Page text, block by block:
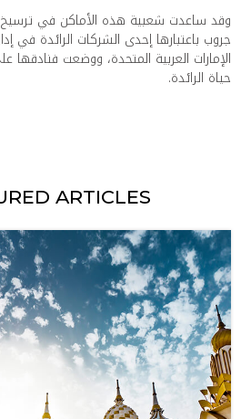
وقد ساعدت شعبية هذه الأماكن في
جروب باعتبارها إحدى الشركات الرائدة في
الإمارات العربية المتحدة، ووضعت
حياة الرائدة.
ARTICLES